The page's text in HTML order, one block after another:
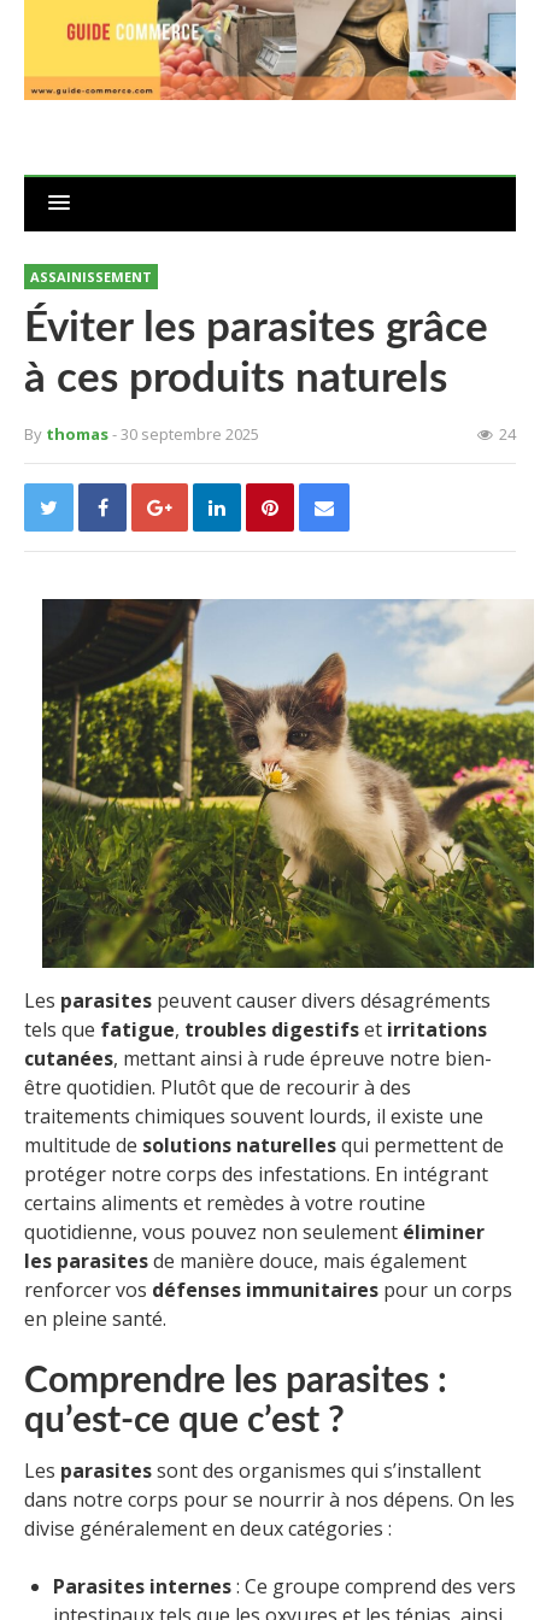
ASSAINISSEMENT
Éviter les parasites grâce
à ces produits naturels
By thomas- 30 septembre 2025 24
Les parasites peuvent causer divers désagréments
tels que fatigue, troubles digestifset irritations
cutanées, mettant ainsi à rude épreuve notre bien-
être quotidien. Plutôt que de recourir à des
traitements chimiques souvent lourds, il existe une
multitude de solutions naturellesqui permettent de
protéger notre corps des infestations. En intégrant
certains aliments et remèdes à votre routine
quotidienne, vous pouvez non seulement éliminer
les parasitesde manière douce, mais également
renforcer vos défenses immunitaires pour un corps
en pleine santé.
Comprendre les parasites :
qu’est-ce que c’est ?
Les parasitessont des organismes qui s’installent
dans notre corps pour se nourrir à nos dépens. On les
divise généralement en deux catégories :
Parasites internes: Ce groupe comprend des vers